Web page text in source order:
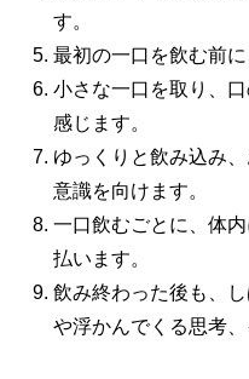
す。
最初の一口を飲む前
小さな一口を取り、
感じます。
ゆっくりと飲み込み
意識を向けます。
一口飲むごとに、体
払います。
飲み終わった後も、
や浮かんでくる思考